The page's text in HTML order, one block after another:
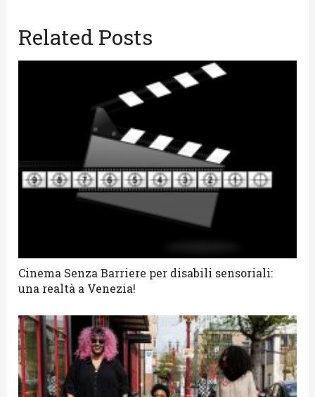
Related Posts
Cinema Senza Barriere per disabili sensoriali:
una realtà a Venezia!